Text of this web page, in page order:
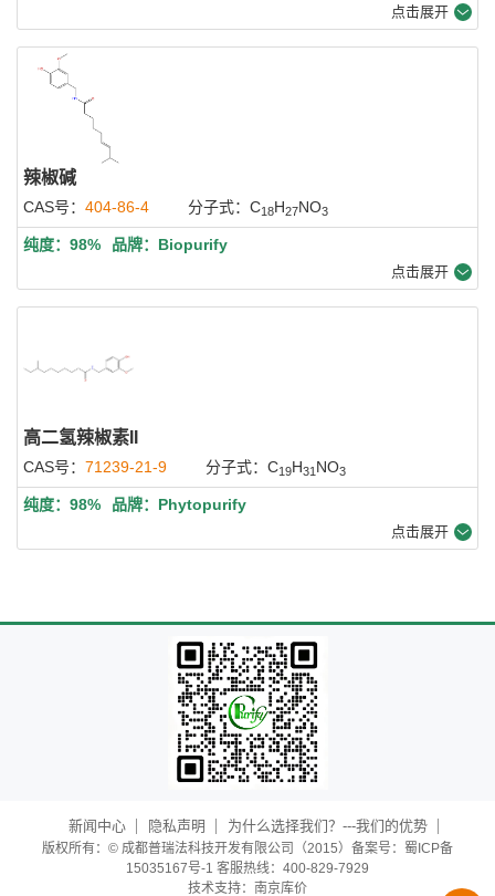
点击展开
辣椒碱
CAS号： 404-86-4 分子式：C18H27NO3
纯度：98% 品牌：Biopurify
点击展开
高二氢辣椒素II
CAS号： 71239-21-9 分子式：C19H31 NO3
纯度：98% 品牌：Phytopurify
点击展开
新闻中心 隐私声明 为什么选择我们？---我们的优势
版权所有：© 成都普瑞法科技开发有限公司（2015）备案号：蜀ICP备
15035167号-1 客服热线：400-829-7929
技术支持： 南京库价